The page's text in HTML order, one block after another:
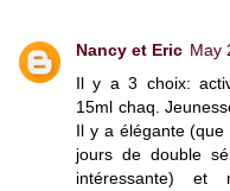
Nancy et Eric May
Il y a 3 choix:
15ml chaq.
Il y a élégante
jours de double
intéressante) et